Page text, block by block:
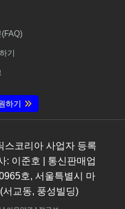
기
하기
스코리아 사업자 등록
: 이준호 | 통신판매업
호, 서울특별시 마
서교동, 풍성빌딩)